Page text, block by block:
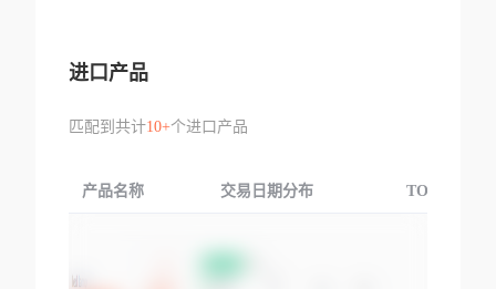
进口产品
匹配到共计10+个进口产品
产品名称 交易日期分布 TOP3交易国